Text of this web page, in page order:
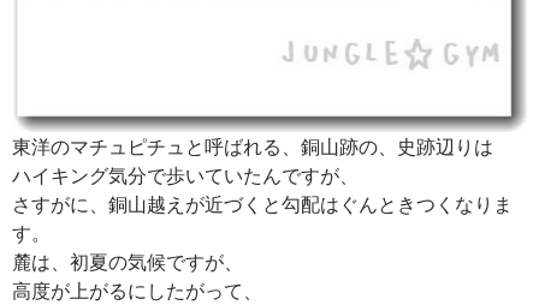
東洋のマチュピチュと呼ばれる、銅山跡の、史跡辺りは
ハイキング気分で歩いていたんですが、
さすがに、銅山越えが近づくと勾配はぐんときつくなりま
す。
麓は、初夏の気候ですが、
高度が上がるにしたがって、